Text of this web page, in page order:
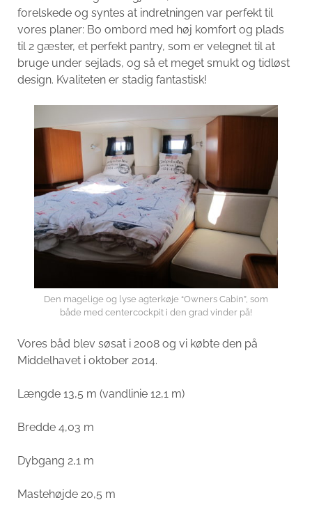
forelskede og syntes at indretningen var perfekt til
vores planer: Bo ombord med høj komfort og plads
til 2 gæster, et perfekt pantry, som er velegnet til at
bruge under sejlads, og så et meget smukt og tidløst
design. Kvaliteten er stadig fantastisk!
Den magelige og lyse agterkøje “Owners Cabin”, som
både med centercockpit i den grad vinder på!
Vores båd blev søsat i 2008 og vi købte den på
Middelhavet i oktober 2014.
Længde 13,5 m (vandlinie 12,1 m)
Bredde 4,03 m
Dybgang 2,1 m
Mastehøjde 20,5 m